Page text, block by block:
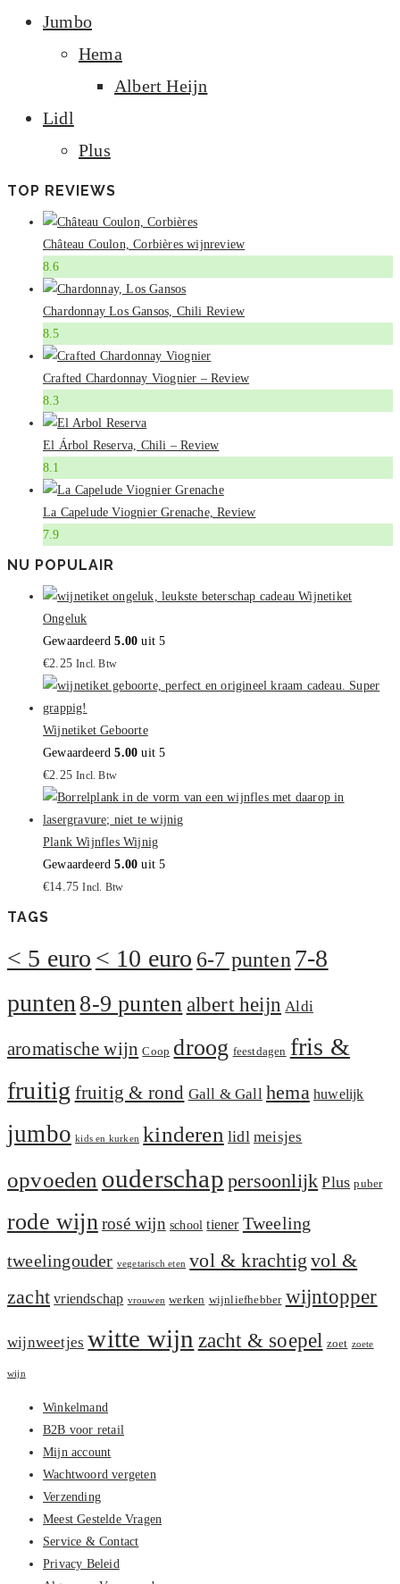
Jumbo
Hema
Albert Heijn
Lidl
Plus
TOP REVIEWS
Château Coulon, Corbières wijnreview
8.6
Chardonnay Los Gansos, Chili Review
8.5
Crafted Chardonnay Viognier – Review
8.3
El Árbol Reserva, Chili – Review
8.1
La Capelude Viognier Grenache, Review
7.9
NU POPULAIR
Wijnetiket
Ongeluk
Gewaardeerd5.00 uit 5
€2.25 Incl. Btw
Wijnetiket Geboorte
Gewaardeerd5.00 uit 5
€2.25 Incl. Btw
Plank Wijnfles Wijnig
Gewaardeerd5.00 uit 5
€14.75 Incl. Btw
TAGS
< 5 euro < 10 euro 6-7 punten7-8
punten8-9 puntenalbert heijn Aldi
aromatische wijn Coop droog feestdagen fris &
fruitig fruitig & rond Gall & Gall hema huwelijk
jumbo kids en kurken kinderen lidl meisjes
opvoeden ouderschap persoonlijk Plus puber
rode wijn rosé wijn school tiener Tweeling
tweelingouder vegetarisch eten vol & krachtig vol &
zacht vriendschap vrouwen werken wijnliefhebber wijntopper
wijnweetjes witte wijn zacht & soepel zoet zoete
wijn
Winkelmand
B2B voor retail
Mijn account
Wachtwoord vergeten
Verzending
Meest Gestelde Vragen
Service & Contact
Privacy Beleid